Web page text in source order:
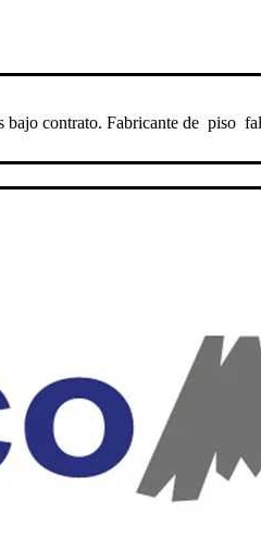
contrato. Fabricante de piso